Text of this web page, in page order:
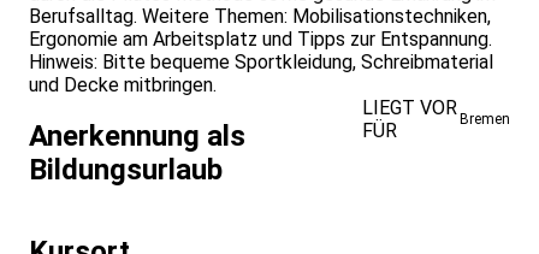
Berufsalltag. Weitere Themen: Mobilisationstechniken,
Ergonomie am Arbeitsplatz und Tipps zur Entspannung.
Hinweis: Bitte bequeme Sportkleidung, Schreibmaterial
und Decke mitbringen.
Anerkennung als
Bildungsurlaub
LIEGT VOR
FÜR
Bremen